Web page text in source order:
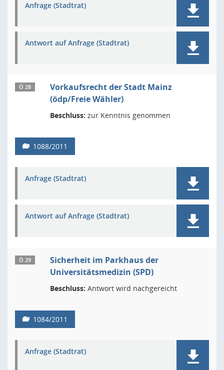
Anfrage (Stadtrat)
Antwort auf Anfrage (Stadtrat)
Ö 28
Vorkaufsrecht der Stadt Mainz
(ödp/Freie Wähler)
Beschluss: zur Kenntnis genommen
1088/2011
Anfrage (Stadtrat)
Antwort auf Anfrage (Stadtrat)
Ö 29
Sicherheit im Parkhaus der
Universitätsmedizin (SPD)
Beschluss: Antwort wird nachgereicht
1084/2011
Anfrage (Stadtrat)